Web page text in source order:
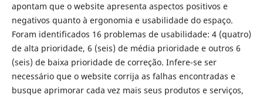
apontam que o website apresenta aspectos positivos e
negativos quanto à ergonomia e usabilidade do espaço.
Foram identificados 16 problemas de usabilidade: 4 (quatro)
de alta prioridade, 6 (seis) de média prioridade e outros 6
(seis) de baixa prioridade de correção. Infere-se ser
necessário que o website corrija as falhas encontradas e
busque aprimorar cada vez mais seus produtos e serviços,